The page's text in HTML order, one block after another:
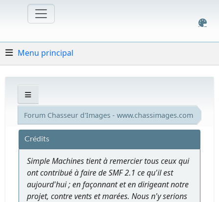
Menu principal
Forum Chasseur d'Images - www.chassimages.com
Crédits
Simple Machines tient à remercier tous ceux qui
ont contribué à faire de SMF 2.1 ce qu'il est
aujourd'hui ; en façonnant et en dirigeant notre
projet, contre vents et marées. Nous n'y serions